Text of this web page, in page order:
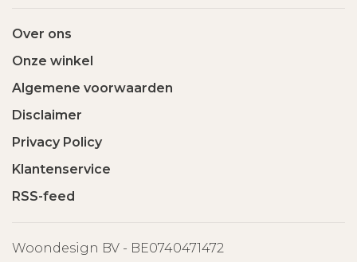
Over ons
Onze winkel
Algemene voorwaarden
Disclaimer
Privacy Policy
Klantenservice
RSS-feed
Woondesign BV - BE0740471472